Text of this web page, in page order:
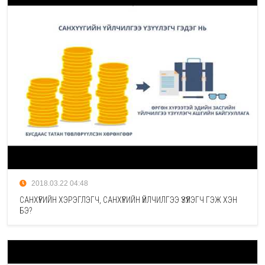
2018.03.22 04:48
САНХҮҮГИЙН ХЭРЭГЛЭГЧ, САНХҮҮГИЙН ҮЙЛЧИЛГЭЭ ҮЗҮҮЛЭГЧ ГЭЖ ХЭН
БЭ?